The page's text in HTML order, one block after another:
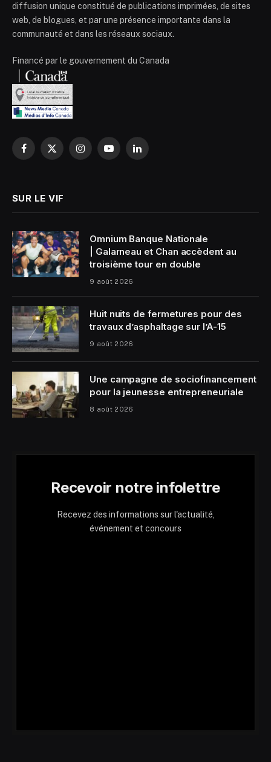
diffusion unique constitué de publications imprimées, de sites
web, de blogues, et par une présence importante dans la
communauté et dans les réseaux sociaux.
Financé par le gouvernement du Canada
Facebook
X
InstagramYouTubeLinkedIn
SUR LE VIF
Omnium Banque Nationale
| Galarneau et Chan accèdent au
troisième tour en double
9 août 2026
Huit nuits de fermetures pour des
travaux d’asphaltage sur l’A-15
9 août 2026
Une campagne de sociofinancement
pour la jeunesse entrepreneuriale
8 août 2026
Recevoir notre infolettre
Recevez des informations sur l'actualité,
événement et concours